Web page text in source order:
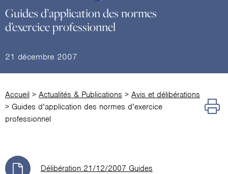
Guides d’application des normes
d’exercice professionnel
21 décembre 2007
Accueil > Actualités & Publications > Avis et délibérations
> Guides d’application des normes d’exercice
professionnel
Délibération 21/12/2007 Guides